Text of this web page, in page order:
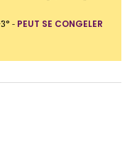
- PEUT SE CONGELER